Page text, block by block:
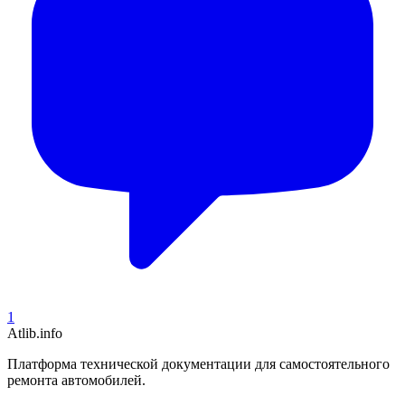
1
Atlib.info
Платформа технической документации для самостоятельного
ремонта автомобилей.